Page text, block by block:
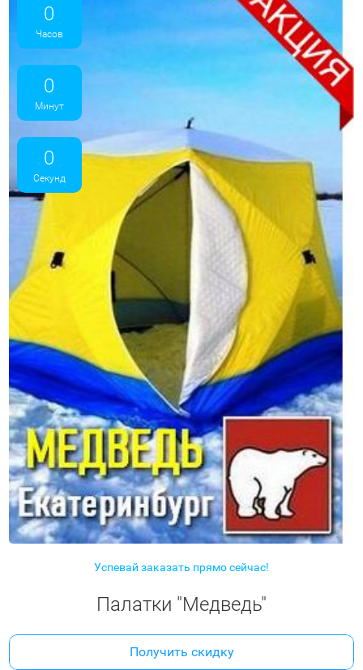
0
Часов
0
Минут
0
Секунд
Успевай заказать прямо сейчас!
Палатки "Медведь"
Получить скидку